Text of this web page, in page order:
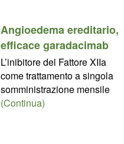
Angioedema ereditario,
efficace garadacimab
L’inibitore del Fattore XIIa
come trattamento a singola
somministrazione mensile
(Continua)